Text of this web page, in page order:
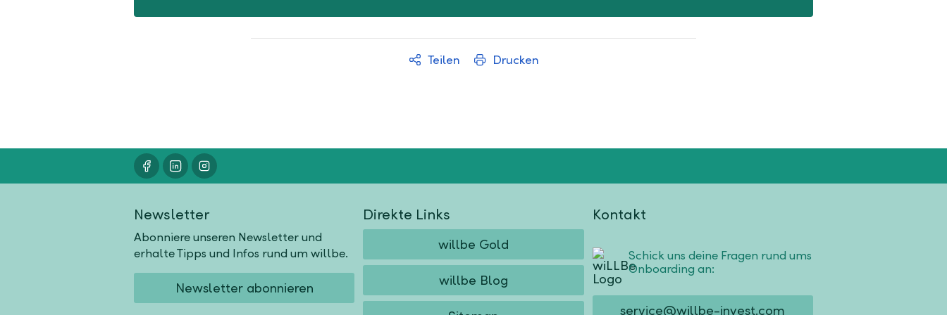
Teilen Drucken
Newsletter
Abonniere unseren Newsletter und
erhalte Tipps und Infos rund um willbe.
Newsletter abonnieren
Kontakt
Schick uns deine Fragen rund ums
Onboarding an:
service@willbe-invest.com
Direkte Links
willbe Gold
willbe Blog